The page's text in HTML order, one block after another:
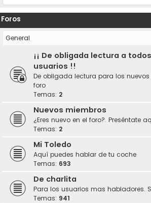
Foros
General
¡¡ De obligada lectura a
usuarios !!
De obligada lectura para los
foro
Temas: 2
Nuevos miembros
¿Eres nuevo en el foro?. Preséntate
Temas: 2
Mi Toledo
Aquí puedes hablar de tu coche
Temas: 693
De charlita
Para los usuarios mas habladores.
Temas: 941